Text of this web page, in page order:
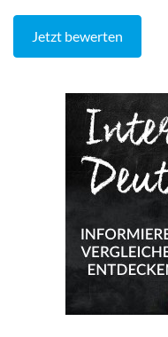
Jetzt bewerten